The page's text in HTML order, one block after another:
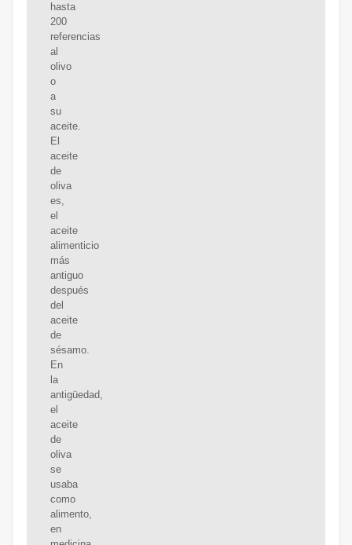
hasta
200
referencias
al
olivo
o
a
su
aceite.
El
aceite
de
oliva
es,
el
aceite
alimenticio
más
antiguo
después
del
aceite
de
sésamo.
En
la
antigüedad,
el
aceite
de
oliva
se
usaba
como
alimento,
en